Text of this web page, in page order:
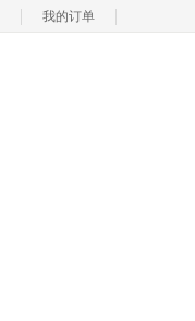
我的订单